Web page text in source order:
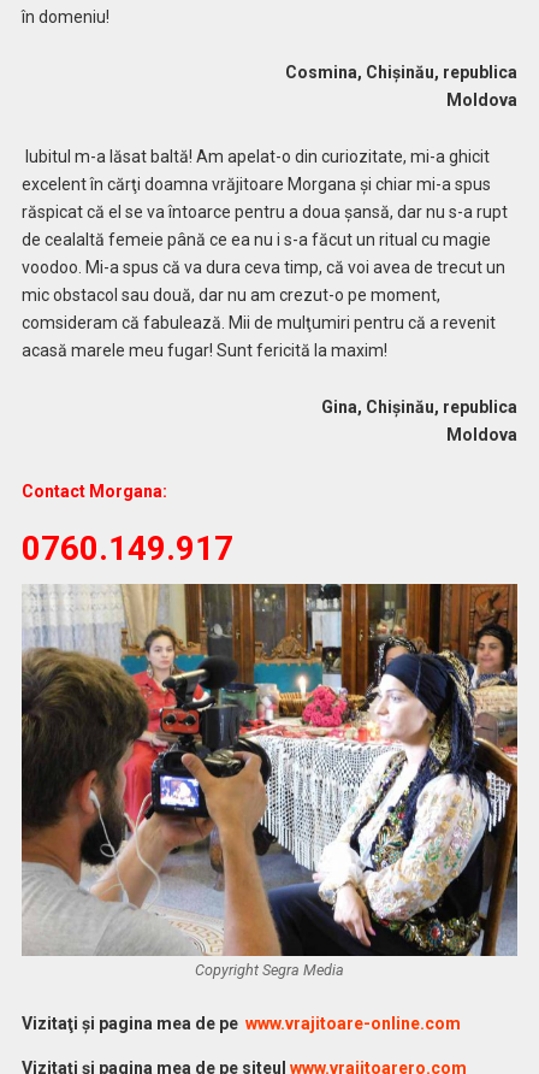
în domeniu!
Cosmina, Chișinău, republica
Moldova
Iubitul m-a lăsat baltă! Am apelat-o din curiozitate, mi-a ghicit
excelent în cărţi doamna vrăjitoare Morgana și chiar mi-a spus
răspicat că el se va întoarce pentru a doua șansă, dar nu s-a rupt
de cealaltă femeie până ce ea nu i s-a făcut un ritual cu magie
voodoo. Mi-a spus că va dura ceva timp, că voi avea de trecut un
mic obstacol sau două, dar nu am crezut-o pe moment,
comsideram că fabulează. Mii de mulţumiri pentru că a revenit
acasă marele meu fugar! Sunt fericită la maxim!
Gina, Chișinău, republica
Moldova
Contact Morgana:
0760.149.917
Copyright Segra Media
Vizitaţi şi pagina mea de pe www.vrajitoare-online.com
Vizitaţi şi pagina mea de pe siteul www.vrajitoarero.com